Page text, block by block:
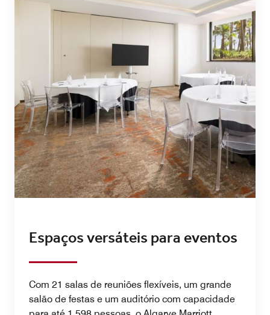
Espaços versáteis para eventos
Com 21 salas de reuniões flexíveis, um grande
salão de festas e um auditório com capacidade